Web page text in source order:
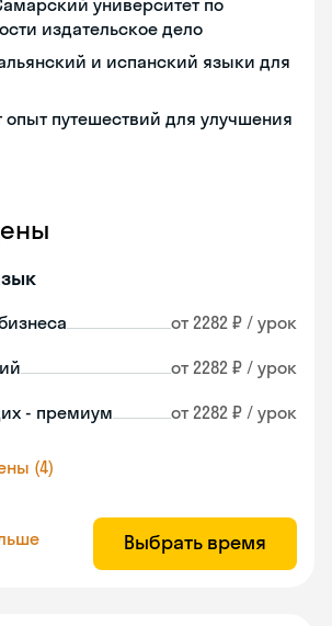
университет по
издательское дело
и испанский языки для
опыт путешествий для улучшения
от 2282 ₽ / урок
от 2282 ₽ / урок
- премиум от 2282 ₽ / урок
(4)
Выбрать время